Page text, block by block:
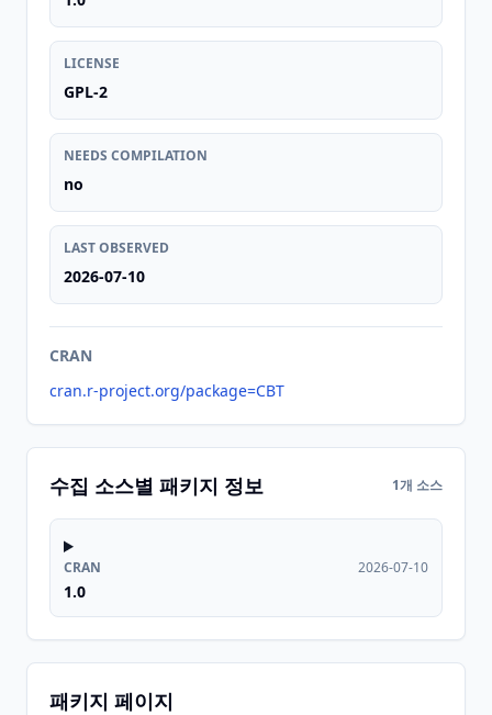
LICENSE
GPL-2
NEEDS COMPILATION
no
LAST OBSERVED
2026-07-10
CRAN
cran.r-project.org/package=CBT
수집 소스별 패키지 정보 1개 소스
CRAN
1.0
2026-07-10
패키지 페이지